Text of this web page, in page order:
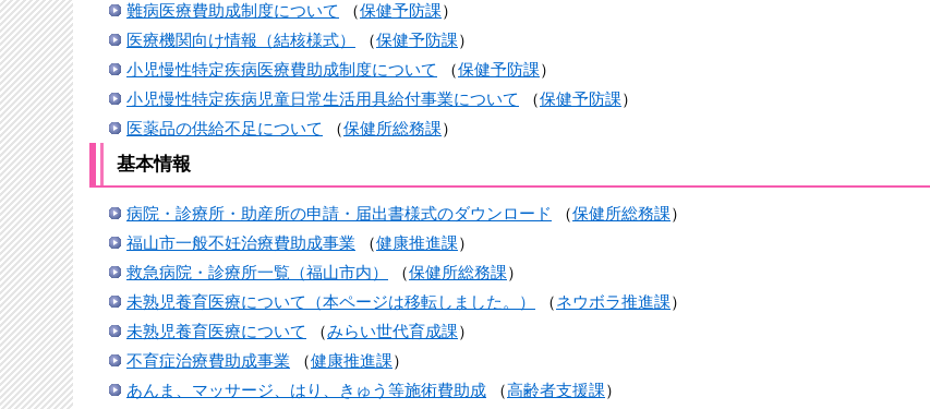
難病医療費助成制度について
（保健予防課）
医療機関向け情報（結核様式）
（保健予防課）
小児慢性特定疾病医療費助成制度について
（保健予防課）
小児慢性特定疾病児童日常生活用具給付事業について
（保健予防課）
医薬品の供給不足について
（保健所総務課）
基本情報
病院・診療所・助産所の申請・届出書様式のダウンロード （保健所総務課）
福山市一般不妊治療費助成事業 （健康推進課）
救急病院・診療所一覧（福山市内）
（保健所総務課）
未熟児養育医療について（本ページは移転しました。）
（ネウボラ推進課）
未熟児養育医療について
（みらい世代育成課）
不育症治療費助成事業 （健康推進課）
あんま、マッサージ、はり、きゅう等施術費助成 （高齢者支援課）